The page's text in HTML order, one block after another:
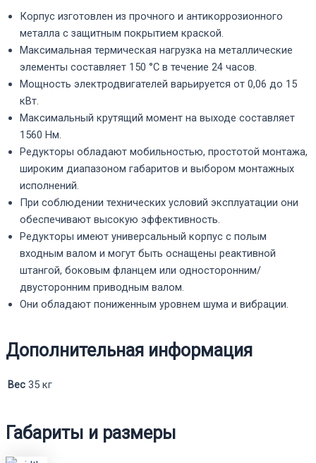
Корпус изготовлен из прочного и антикоррозионного
металла с защитным покрытием краской.
Максимальная термическая нагрузка на металлические
элементы составляет 150 °C в течение 24 часов.
Мощность электродвигателей варьируется от 0,06 до 15
кВт.
Максимальный крутящий момент на выходе составляет
1560 Нм.
Редукторы обладают мобильностью, простотой монтажа,
широким диапазоном габаритов и выбором монтажных
исполнений.
При соблюдении технических условий эксплуатации они
обеспечивают высокую эффективность.
Редукторы имеют универсальный корпус с полым
входным валом и могут быть оснащены реактивной
штангой, боковым фланцем или односторонним/
двусторонним приводным валом.
Они обладают пониженным уровнем шума и вибрации.
Дополнительная информация
Вес 35 кг
Габариты и размеры